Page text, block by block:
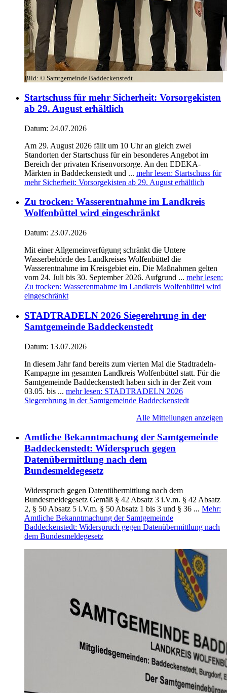
Bild: © Samtgemeinde Baddeckenstedt
Startschuss für mehr Sicherheit: Vorsorgekisten
ab 29. August erhältlich
Datum: 24.07.2026
Am 29. August 2026 fällt um 10 Uhr an gleich zwei
Standorten der Startschuss für ein besonderes Angebot im
Bereich der privaten Krisenvorsorge. An den EDEKA-
Märkten in Baddeckenstedt und ... mehr lesen: Startschuss für
mehr Sicherheit: Vorsorgekisten ab 29. August erhältlich
Zu trocken: Wasserentnahme im Landkreis
Wolfenbüttel wird eingeschränkt
Datum: 23.07.2026
Mit einer Allgemeinverfügung schränkt die Untere
Wasserbehörde des Landkreises Wolfenbüttel die
Wasserentnahme im Kreisgebiet ein. Die Maßnahmen gelten
vom 24. Juli bis 30. September 2026. Aufgrund ... mehr lesen:
Zu trocken: Wasserentnahme im Landkreis Wolfenbüttel wird
eingeschränkt
STADTRADELN 2026 Siegerehrung in der
Samtgemeinde Baddeckenstedt
Datum: 13.07.2026
In diesem Jahr fand bereits zum vierten Mal die Stadtradeln-
Kampagne im gesamten Landkreis Wolfenbüttel statt. Für die
Samtgemeinde Baddeckenstedt haben sich in der Zeit vom
03.05. bis ... mehr lesen: STADTRADELN 2026
Siegerehrung in der Samtgemeinde Baddeckenstedt
Alle Mitteilungen anzeigen
Amtliche Bekanntmachung der Samtgemeinde
Baddeckenstedt: Widerspruch gegen
Datenübermittlung nach dem
Bundesmeldegesetz
Widerspruch gegen Datentübermittlung nach dem
Bundesmeldegesetz Gemäß § 42 Absatz 3 i.V.m. § 42 Absatz
2, § 50 Absatz 5 i.V.m. § 50 Absatz 1 bis 3 und § 36 ... Mehr:
Amtliche Bekanntmachung der Samtgemeinde
Baddeckenstedt: Widerspruch gegen Datenübermittlung nach
dem Bundesmeldegesetz